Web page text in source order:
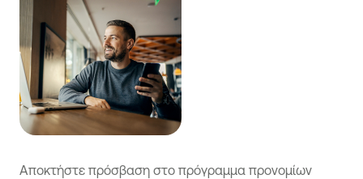
Αποκτήστε πρόσβαση στο πρόγραμμα προνομίων